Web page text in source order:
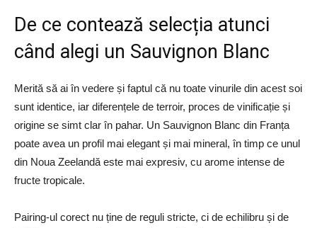
De ce contează selecția atunci
când alegi un Sauvignon Blanc
Merită să ai în vedere și faptul că nu toate vinurile din acest soi
sunt identice, iar diferențele de terroir, proces de vinificație și
origine se simt clar în pahar. Un Sauvignon Blanc din Franța
poate avea un profil mai elegant și mai mineral, în timp ce unul
din Noua Zeelandă este mai expresiv, cu arome intense de
fructe tropicale.
Pairing-ul corect nu ține de reguli stricte, ci de echilibru și de